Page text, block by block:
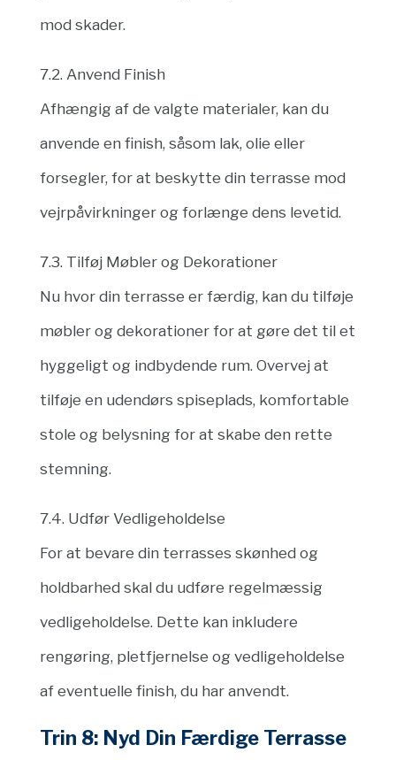
mod skader.
7.2. Anvend Finish
Afhængig af de valgte materialer, kan du
anvende en finish, såsom lak, olie eller
forsegler, for at beskytte din terrasse mod
vejrpåvirkninger og forlænge dens levetid.
7.3. Tilføj Møbler og Dekorationer
Nu hvor din terrasse er færdig, kan du tilføje
møbler og dekorationer for at gøre det til et
hyggeligt og indbydende rum. Overvej at
tilføje en udendørs spiseplads, komfortable
stole og belysning for at skabe den rette
stemning.
7.4. Udfør Vedligeholdelse
For at bevare din terrasses skønhed og
holdbarhed skal du udføre regelmæssig
vedligeholdelse. Dette kan inkludere
rengøring, pletfjernelse og vedligeholdelse
af eventuelle finish, du har anvendt.
Trin 8: Nyd Din Færdige Terrasse